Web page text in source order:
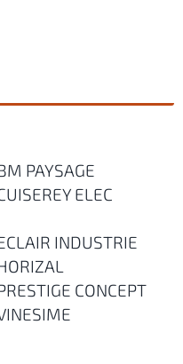
PAYSAGE
ELEC
INDUSTRIE
CONCEPT